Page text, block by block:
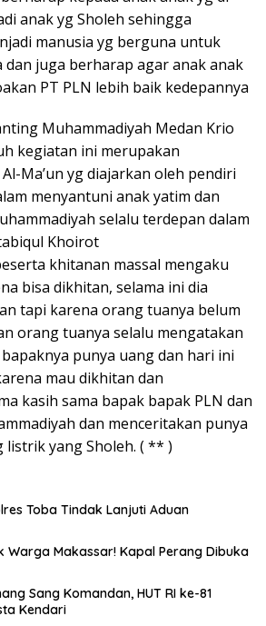
anak yg Sholeh sehingga
manusia yg berguna untuk
dan juga berharap agar anak anak
PT PLN lebih baik kedepannya
Muhammadiyah Medan Krio
kegiatan ini merupakan
Ma’un yg diajarkan oleh pendiri
menyantuni anak yatim dan
selalu terdepan dalam
Khoirot
khitanan massal mengaku
bisa dikhitan, selama ini dia
tapi karena orang tuanya belum
orang tuanya selalu mengatakan
punya uang dan hari ini
mau dikhitan dan
kasih sama bapak bapak PLN dan
dan menceritakan punya
listrik yang Sholeh. ( ** )
Toba Tindak Lanjuti Aduan
Warga Makassar! Kapal Perang Dibuka
Sang Komandan, HUT RI ke-81
Kendari